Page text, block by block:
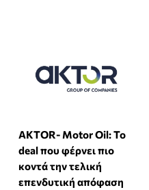
ΑKTOR- Motor Oil: Το
deal που φέρνει πιο
κοντά την τελική
επενδυτική απόφαση